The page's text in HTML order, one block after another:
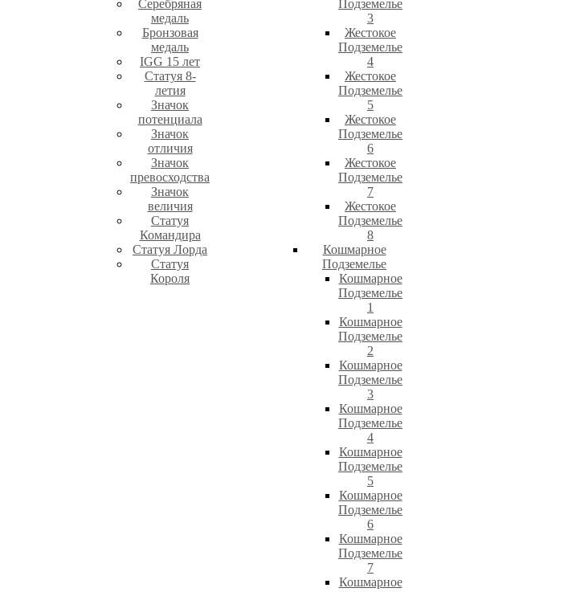
Серебряная
медаль
Бронзовая
медаль
IGG 15 лет
Статуя 8-
летия
Значок
потенциала
Значок
отличия
Значок
превосходства
Значок
величия
Статуя
Командира
Статуя Лорда
Статуя
Короля
Подземелье
3
Жестокое
Подземелье
4
Жестокое
Подземелье
5
Жестокое
Подземелье
6
Жестокое
Подземелье
7
Жестокое
Подземелье
8
Кошмарное
Подземелье
Кошмарное
Подземелье
1
Кошмарное
Подземелье
2
Кошмарное
Подземелье
3
Кошмарное
Подземелье
4
Кошмарное
Подземелье
5
Кошмарное
Подземелье
6
Кошмарное
Подземелье
7
Кошмарное